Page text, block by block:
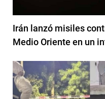
Irán lanzó misiles
Medio Oriente en un